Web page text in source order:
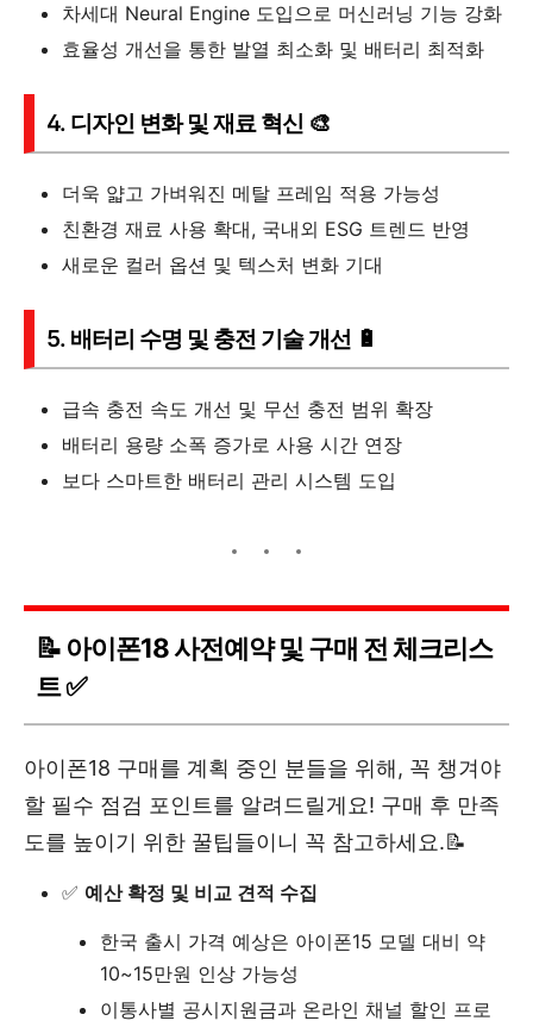
차세대 Neural Engine 도입으로 머신러닝 기능 강화
효율성 개선을 통한 발열 최소화 및 배터리 최적화
4. 디자인 변화 및 재료 혁신 🎨
더욱 얇고 가벼워진 메탈 프레임 적용 가능성
친환경 재료 사용 확대, 국내외 ESG 트렌드 반영
새로운 컬러 옵션 및 텍스처 변화 기대
5. 배터리 수명 및 충전 기술 개선 🔋
급속 충전 속도 개선 및 무선 충전 범위 확장
배터리 용량 소폭 증가로 사용 시간 연장
보다 스마트한 배터리 관리 시스템 도입
📝 아이폰18 사전예약 및 구매 전 체크리스
트 ✅
아이폰18 구매를 계획 중인 분들을 위해, 꼭 챙겨야
할 필수 점검 포인트를 알려드릴게요! 구매 후 만족
도를 높이기 위한 꿀팁들이니 꼭 참고하세요.📝
✅ 예산 확정 및 비교 견적 수집
한국 출시 가격 예상은 아이폰15 모델 대비 약
10~15만원 인상 가능성
이통사별 공시지원금과 온라인 채널 할인 프로